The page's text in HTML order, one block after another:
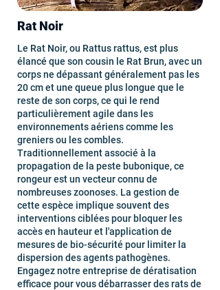
Rat Noir
Le Rat Noir, ou Rattus rattus, est plus
élancé que son cousin le Rat Brun, avec un
corps ne dépassant généralement pas les
20 cm et une queue plus longue que le
reste de son corps, ce qui le rend
particulièrement agile dans les
environnements aériens comme les
greniers ou les combles.
Traditionnellement associé à la
propagation de la peste bubonique, ce
rongeur est un vecteur connu de
nombreuses zoonoses. La gestion de
cette espèce implique souvent des
interventions ciblées pour bloquer les
accès en hauteur et l'application de
mesures de bio-sécurité pour limiter la
dispersion des agents pathogènes.
Engagez notre entreprise de dératisation
efficace pour vous débarrasser des rats de